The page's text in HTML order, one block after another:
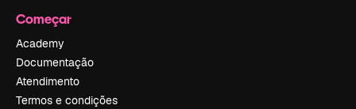
Começar
Academy
Documentação
Atendimento
Termos e condições